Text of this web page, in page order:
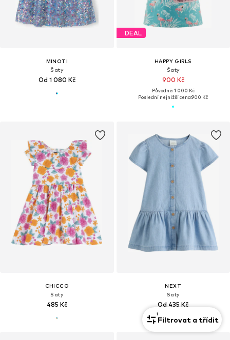
MINOTI
Šaty
Od 1 080 Kč
DEAL
HAPPY GIRLS
Šaty
900 Kč
Původně: 1 000 Kč
Poslední nejnižší cena:900 Kč
CHICCO
Šaty
485 Kč
NEXT
Šaty
Od 435 Kč
1
Filtrovat a třídit